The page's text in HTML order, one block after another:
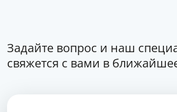
Задайте вопрос и наш
свяжется с вами в